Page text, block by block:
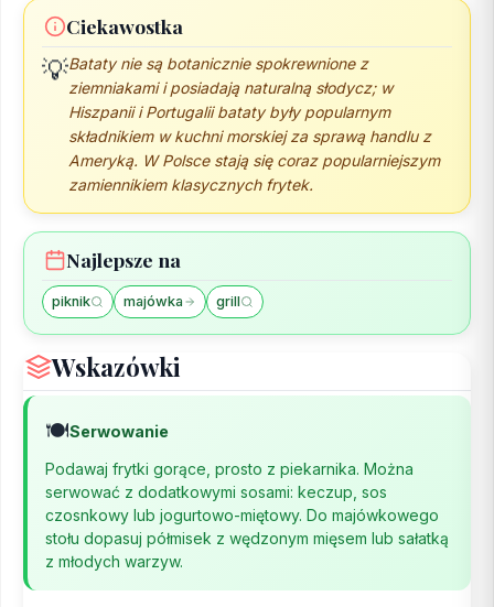
Ciekawostka
💡Bataty nie są botanicznie spokrewnione z
ziemniakami i posiadają naturalną słodycz; w
Hiszpanii i Portugalii bataty były popularnym
składnikiem w kuchni morskiej za sprawą handlu z
Ameryką. W Polsce stają się coraz popularniejszym
zamiennikiem klasycznych frytek.
Najlepsze na
piknik majówka grill
Wskazówki
🍽️Serwowanie
Podawaj frytki gorące, prosto z piekarnika. Można
serwować z dodatkowymi sosami: keczup, sos
czosnkowy lub jogurtowo-miętowy. Do majówkowego
stołu dopasuj półmisek z wędzonym mięsem lub sałatką
z młodych warzyw.